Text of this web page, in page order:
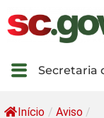
Secretaria
Início / Aviso /